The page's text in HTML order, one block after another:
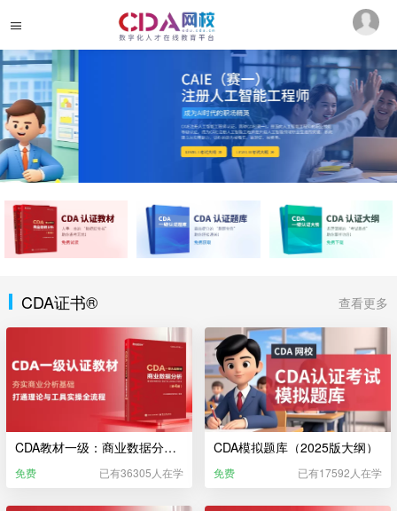
CDA证书® 查看更多
CDA教材一级：商业数据分析（2025版大纲）
免费 已有36305人在学
CDA模拟题库（2025版大纲）
免费 已有17592人在学